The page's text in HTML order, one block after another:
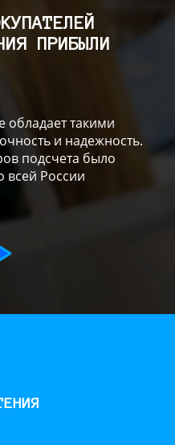
ПРИБЫЛИ
такими
и надежность.
подсчета было
всей России